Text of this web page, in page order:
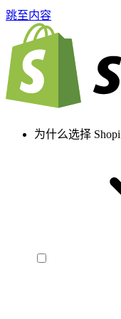
跳至内容
为什么选择